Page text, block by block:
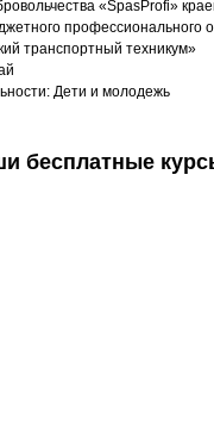
«SpasProfi»
профессионального
транспортный техникум»
Дети и молодежь
бесплатные